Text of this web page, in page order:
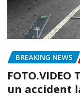
BREAKING NEWS
un accident